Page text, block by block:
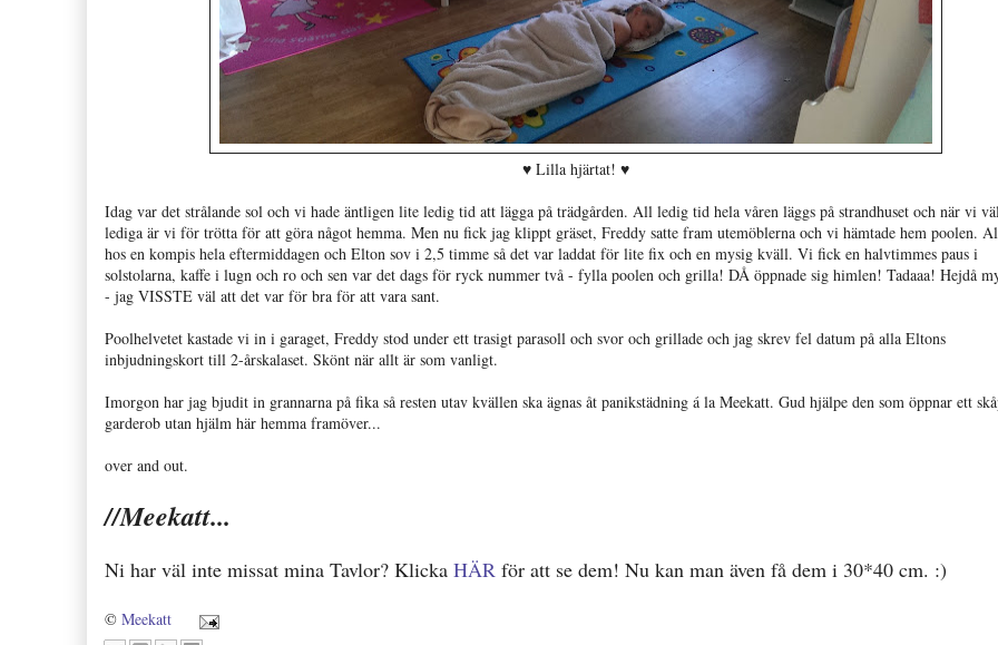
♥ Lilla hjärtat! ♥
Idag var det strålande sol och vi hade äntligen lite ledig tid att lägga på trädgården. All ledig tid hela våren läggs på strandhuset och när vi
lediga är vi för trötta för att göra något hemma. Men nu fick jag klippt gräset, Freddy satte fram utemöblerna och vi hämtade hem poolen.
hos en kompis hela eftermiddagen och Elton sov i 2,5 timme så det var laddat för lite fix och en mysig kväll. Vi fick en halvtimmes paus i
solstolarna, kaffe i lugn och ro och sen var det dags för ryck nummer två - fylla poolen och grilla! DÅ öppnade sig himlen! Tadaaa! Hejdå
- jag VISSTE väl att det var för bra för att vara sant.
Poolhelvetet kastade vi in i garaget, Freddy stod under ett trasigt parasoll och svor och grillade och jag skrev fel datum på alla Eltons
inbjudningskort till 2-årskalaset. Skönt när allt är som vanligt.
Imorgon har jag bjudit in grannarna på fika så resten utav kvällen ska ägnas åt panikstädning á la Meekatt. Gud hjälpe den som öppnar ett
garderob utan hjälm här hemma framöver...
over and out.
//Meekatt...
Ni har väl inte missat mina Tavlor? Klicka HÄR för att se dem! Nu kan man även få dem i 30*40 cm. :)
© Meekatt